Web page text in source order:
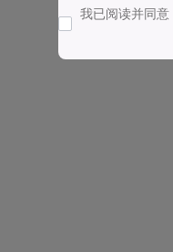
我已阅读并同意